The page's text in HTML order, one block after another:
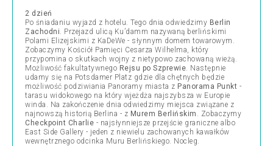
2 dzień
Po śniadaniu wyjazd z hotelu. Tego dnia odwiedzimy Berlin
Zachodni. Przejazd ulicą Ku’damm nazywaną berlińskimi
Polami Elizejskimi z KaDeWe - słynnym domem towarowym.
Zobaczymy Kościół Pamięci Cesarza Wilhelma, który
przypomina o skutkach wojny z nietypowo zachowaną wieżą.
Możliwość fakultatywnego Rejsu po Szprewie. Następnie
udamy się na Potsdamer Platz gdzie dla chętnych będzie
możliwość podziwiania Panoramy miasta z Panorama Punkt -
tarasu widokowego na który wjeżdża najszybsza w Europie
winda. Na zakończenie dnia odwiedzimy miejsca związane z
najnowszą historią Berlina - z Murem Berlińskim . Zobaczymy
Checkpoint Charlie - najsłynniejsze przejście graniczne albo
East Side Gallery - jeden z niewielu zachowanych kawałków
wewnętrznego odcinka Muru Berlińskiego. Nocleg.